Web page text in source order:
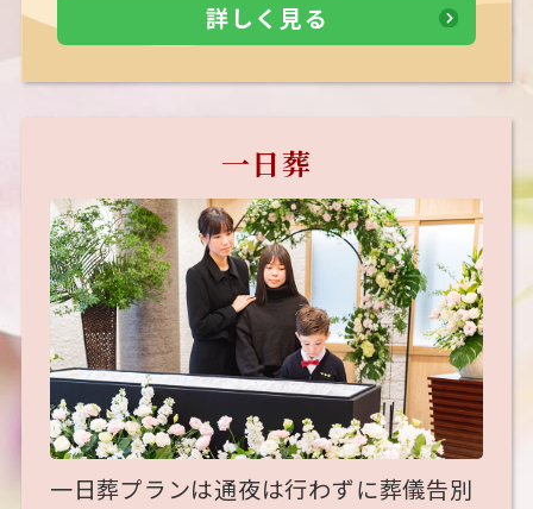
詳しく見る
一日葬
一日葬プランは通夜は行わずに葬儀告別